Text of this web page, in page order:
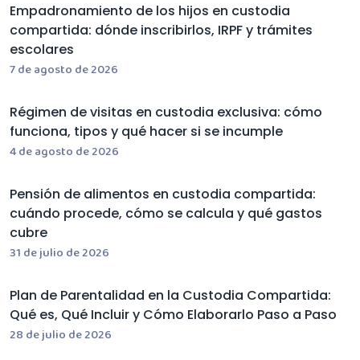
Empadronamiento de los hijos en custodia
compartida: dónde inscribirlos, IRPF y trámites
escolares
7 de agosto de 2026
Régimen de visitas en custodia exclusiva: cómo
funciona, tipos y qué hacer si se incumple
4 de agosto de 2026
Pensión de alimentos en custodia compartida:
cuándo procede, cómo se calcula y qué gastos
cubre
31 de julio de 2026
Plan de Parentalidad en la Custodia Compartida:
Qué es, Qué Incluir y Cómo Elaborarlo Paso a Paso
28 de julio de 2026